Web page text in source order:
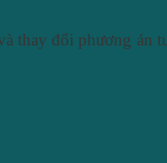
thay đổi phương án